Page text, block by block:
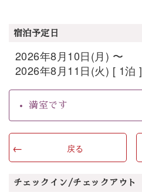
宿泊予定日
2026年8月10日(月) 〜
2026年8月11日(火) [ 1泊 ]
満室です
戻る
チェックイン/チェックアウト